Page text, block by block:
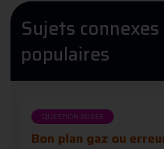
Sujets
populaires
QUESTION POSÉE
Bon plan gaz ou